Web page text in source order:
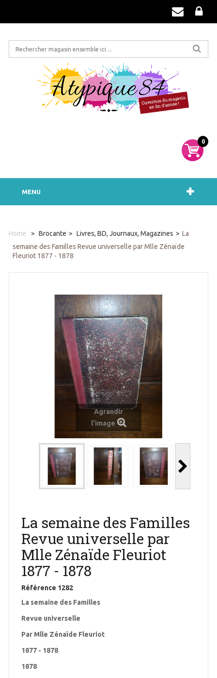
0
MENU
Home > Brocante > Livres, BD, Journaux, Magazines > La
semaine des Familles Revue universelle par Mlle Zénaïde
Fleuriot 1877 - 1878
Agrandir
l'image
La semaine des Familles
Revue universelle par
Mlle Zénaïde Fleuriot
1877 - 1878
Référence 1282
La semaine des Familles
Revue universelle
Par Mlle Zénaïde Fleuriot
1877 - 1878
1878